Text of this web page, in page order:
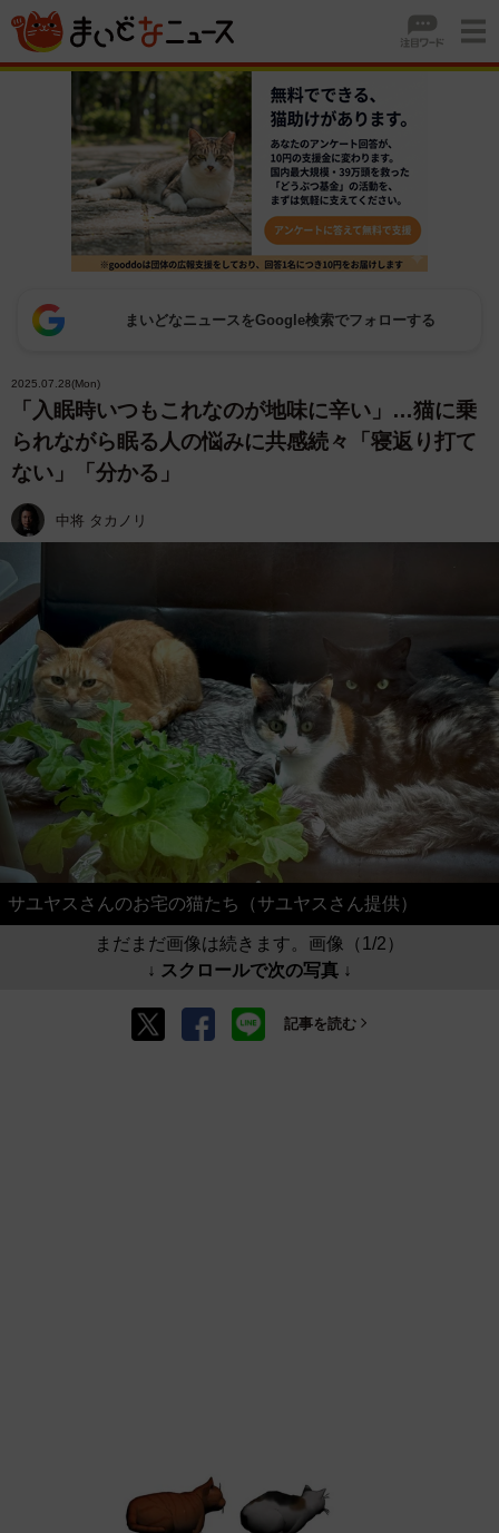
まいどなニュースをGoogle検索でフォローする
2025.07.28(Mon)
「入眠時いつもこれなのが地味に辛い」…猫に乗
られながら眠る人の悩みに共感続々「寝返り打て
ない」「分かる」
中将 タカノリ
サユヤスさんのお宅の猫たち（サユヤスさん提供）
まだまだ画像は続きます。画像（1/2）
↓ スクロールで次の写真 ↓
記事を読む